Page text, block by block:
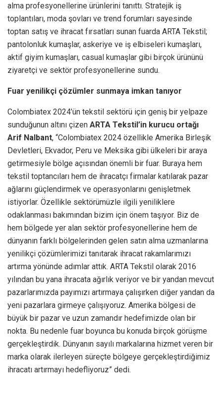
alma profesyonellerine ürünlerini tanıttı. Stratejik iş
toplantıları, moda şovları ve trend forumları sayesinde
toptan satış ve ihracat fırsatları sunan fuarda ARTA Tekstil;
pantolonluk kumaşlar, askeriye ve iş elbiseleri kumaşları,
aktif giyim kumaşları, casual kumaşlar gibi birçok ürününü
ziyaretçi ve sektör profesyonellerine sundu.
Fuar yenilikçi çözümler sunmaya imkan tanıyor
Colombiatex 2024’ün tekstil sektörü için geniş bir yelpaze
sunduğunun altını çizen ARTA Tekstil’in kurucu ortağı
Arif Nalbant, “Colombiatex 2024 özellikle Amerika Birleşik
Devletleri, Ekvador, Peru ve Meksika gibi ülkeleri bir araya
getirmesiyle bölge açısından önemli bir fuar. Buraya hem
tekstil toptancıları hem de ihracatçı firmalar katılarak pazar
ağlarını güçlendirmek ve operasyonlarını genişletmek
istiyorlar. Özellikle sektörümüzle ilgili yeniliklere
odaklanması bakımından bizim için önem taşıyor. Biz de
hem bölgede yer alan sektör profesyonellerine hem de
dünyanın farklı bölgelerinden gelen satın alma uzmanlarına
yenilikçi çözümlerimizi tanıtarak ihracat rakamlarımızı
artırma yönünde adımlar attık. ARTA Tekstil olarak 2016
yılından bu yana ihracata ağırlık veriyor ve bir yandan mevcut
pazarlarımızda payımızı artırmaya çalışırken diğer yandan da
yeni pazarlara girmeye çalışıyoruz. Amerika bölgesi de
büyük bir pazar ve uzun zamandır hedefimizde olan bir
nokta. Bu nedenle fuar boyunca bu konuda birçok görüşme
gerçekleştirdik. Dünyanın sayılı markalarına hizmet veren bir
marka olarak ilerleyen süreçte bölgeye gerçekleştirdiğimiz
ihracatı artırmayı hedefliyoruz” dedi.